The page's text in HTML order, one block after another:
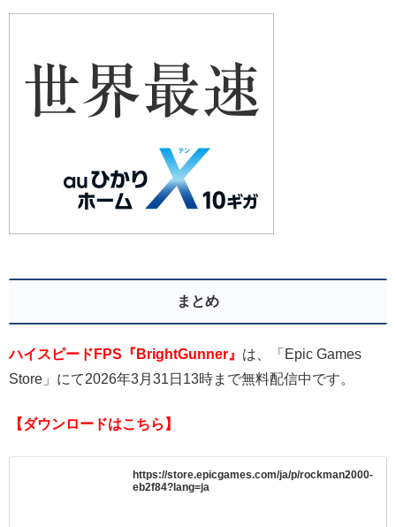
まとめ
ハイスピードFPS『BrightGunner』 は、「Epic Games
Store」にて2026年3月31日13時まで無料配信中です。
【ダウンロードはこちら】
https://store.epicgames.com/ja/p/rockman2000-
eb2f84?lang=ja